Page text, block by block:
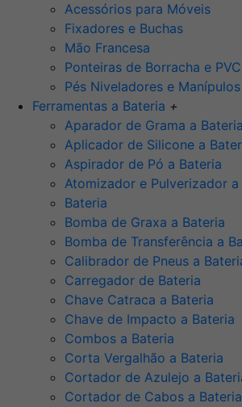
Acessórios para Móveis
Fixadores e Buchas
Mão Francesa
Ponteiras de Borracha e PVC
Pés Niveladores e Manípulos
Ferramentas a Bateria +
Aparador de Grama a Bateria
Aplicador de Silicone a
Aspirador de Pó a Bateria
Atomizador e Pulverizador a
Bateria
Bomba de Graxa a Bateria
Bomba de Transferência a
Calibrador de Pneus a
Carregador de Bateria
Chave Catraca a Bateria
Chave de Impacto a Bateria
Combos a Bateria
Corta Vergalhão a Bateria
Cortador de Azulejo a
Cortador de Cabos a Bateria